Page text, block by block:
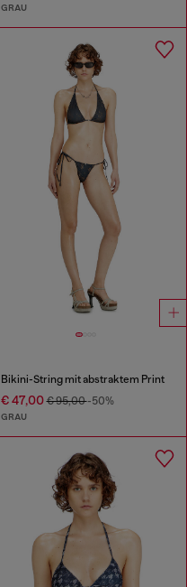
GRAU
Bikini-String mit abstraktem Print
€ 47,00€ 95,00-50%
GRAU